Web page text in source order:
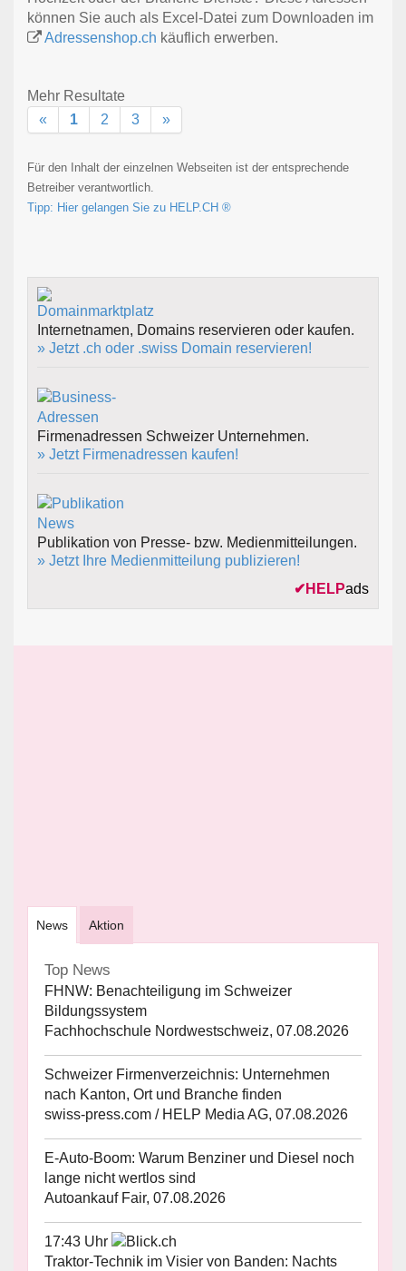
können Sie auch als Excel-Datei zum Downloaden im
Adressenshop.ch käuflich erwerben.
Mehr Resultate
«
1 2 3 »
Für den Inhalt der einzelnen Webseiten ist der entsprechende
Betreiber verantwortlich.
Tipp: Hier gelangen Sie zu HELP.CH ®
Internetnamen, Domains reservieren oder kaufen.
» Jetzt .ch oder .swiss Domain reservieren!
Firmenadressen Schweizer Unternehmen.
» Jetzt Firmenadressen kaufen!
Publikation von Presse- bzw. Medienmitteilungen.
» Jetzt Ihre Medienmitteilung publizieren!
✔ HELPads
News Aktion
Top News
FHNW: Benachteiligung im Schweizer
Bildungssystem
Fachhochschule Nordwestschweiz, 07.08.2026
Schweizer Firmenverzeichnis: Unternehmen
nach Kanton, Ort und Branche finden
swiss-press.com / HELP Media AG, 07.08.2026
E-Auto-Boom: Warum Benziner und Diesel noch
lange nicht wertlos sind
Autoankauf Fair, 07.08.2026
17:43 Uhr
Traktor-Technik im Visier von Banden: Nachts